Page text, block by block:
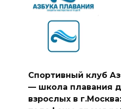
Спортивный клуб
— школа плавания
взрослых в